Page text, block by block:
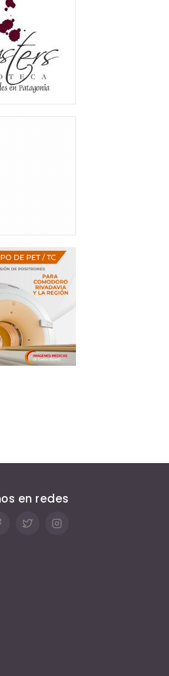
en redes